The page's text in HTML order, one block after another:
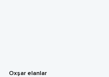
Oxşar elanlar